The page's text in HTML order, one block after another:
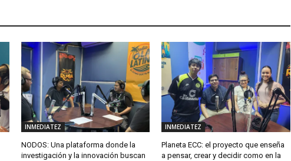
INMEDIATEZ
NODOS: Una plataforma donde la
investigación y la innovación buscan
INMEDIATEZ
Planeta ECC: el proyecto que enseña
a pensar, crear y decidir como en la